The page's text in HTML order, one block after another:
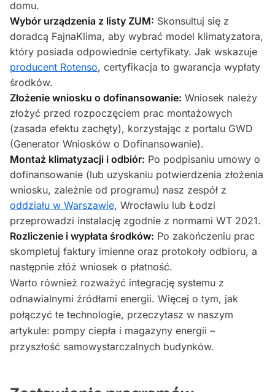
domu.
Wybór urządzenia z listy ZUM: Skonsultuj się z
doradcą FajnaKlima, aby wybrać model klimatyzatora,
który posiada odpowiednie certyfikaty. Jak wskazuje
producent Rotenso, certyfikacja to gwarancja wypłaty
środków.
Złożenie wniosku o dofinansowanie: Wniosek należy
złożyć przed rozpoczęciem prac montażowych
(zasada efektu zachęty), korzystając z portalu GWD
(Generator Wniosków o Dofinansowanie).
Montaż klimatyzacji i odbiór: Po podpisaniu umowy o
dofinansowanie (lub uzyskaniu potwierdzenia złożenia
wniosku, zależnie od programu) nasz zespół z
oddziału w Warszawie, Wrocławiu lub Łodzi
przeprowadzi instalację zgodnie z normami WT 2021.
Rozliczenie i wypłata środków: Po zakończeniu prac
skompletuj faktury imienne oraz protokoły odbioru, a
następnie złóż wniosek o płatność.
Warto również rozważyć integrację systemu z
odnawialnymi źródłami energii. Więcej o tym, jak
połączyć te technologie, przeczytasz w naszym
artykule: pompy ciepła i magazyny energii –
przyszłość samowystarczalnych budynków.